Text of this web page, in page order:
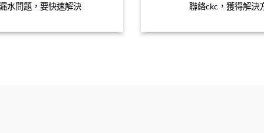
水問題，要快速解決 聯絡ckc，獲得解決